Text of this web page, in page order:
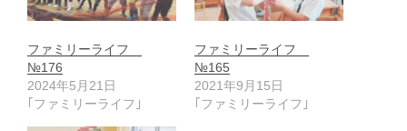
ファミリーライフ
№176
2024年5月21日
｢ファミリーライフ｣
ファミリーライフ
№165
2021年9月15日
｢ファミリーライフ｣